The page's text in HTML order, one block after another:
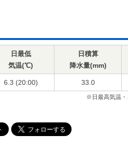
日最低
気温(℃)
日積算
降水量(mm)
6.3 (20:00) 33.0
※日最高気温・